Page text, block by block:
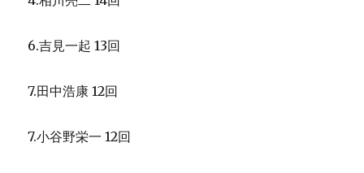
6.吉見一起 13回
7.田中浩康 12回
7.小谷野栄一 12回